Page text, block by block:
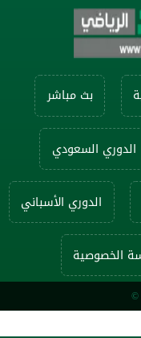
بث مباشر
الدوري السعودي
الدوري الأسباني
الخصوصية
©